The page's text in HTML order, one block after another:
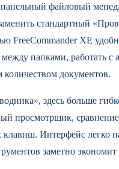
файловый
стандартный
FreeCommander XE
папками, работать с
количеством документов.
здесь больше
просмотрщик,
клавиш. Интерфейс легко
заметно